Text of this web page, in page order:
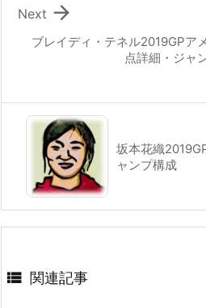
ブレイディ・テネル2019GPア
点詳細・ジャ

Next
坂本花織
ャンプ構成
 関連記事